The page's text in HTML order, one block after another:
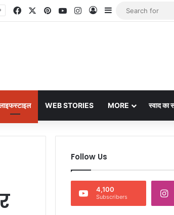
FacebookPinterestYouTubeInstagram
Log InSidebar
WEB STORIES MORE स्वाद का
Follow Us
4,100
Subscribers